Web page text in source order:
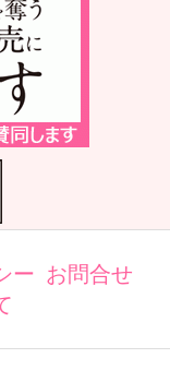
ー お問合せ